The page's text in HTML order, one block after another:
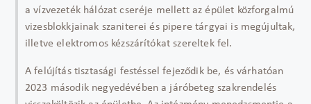
a vízvezeték hálózat cseréje mellett az épület közforgalmú
vizesblokkjainak szaniterei és pipere tárgyai is megújultak,
illetve elektromos kézszárítókat szereltek fel.
A felújítás tisztasági festéssel fejeződik be, és várhatóan
2023 második negyedévében a járóbeteg szakrendelés